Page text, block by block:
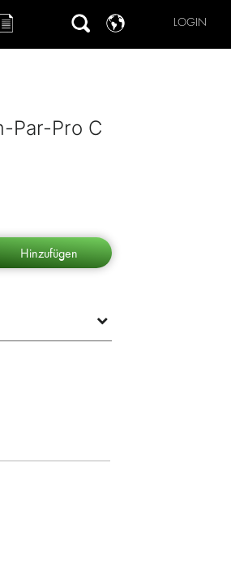
LOGIN
Par-Pro C